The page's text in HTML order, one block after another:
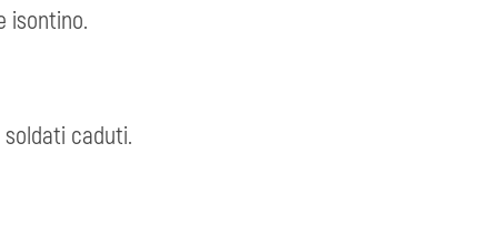
isontino.
caduti.